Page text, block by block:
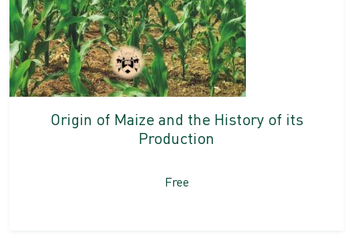
Origin of Maize and the History of its
Production
Free